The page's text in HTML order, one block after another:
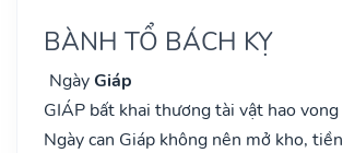
BÀNH TỔ BÁCH KỴ
NgàyGiáp
GIÁP bất khai thương tài vật hao vong
Ngày can Giáp không nên mở kho, tiền